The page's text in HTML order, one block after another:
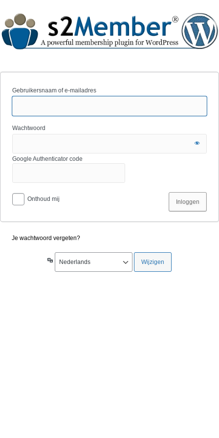
Gebruikersnaam of e-mailadres
Wachtwoord
Google Authenticator code
Onthoud mij
Je wachtwoord vergeten?
Taal